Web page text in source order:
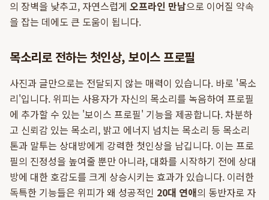
의 장벽을 낮추고, 자연스럽게 오프라인 만남으로 이어질 약속
을 잡는 데에도 큰 도움이 됩니다.
목소리로 전하는 첫인상, 보이스 프로필
사진과 글만으로는 전달되지 않는 매력이 있습니다. 바로 '목소
리'입니다. 위피는 사용자가 자신의 목소리를 녹음하여 프로필
에 추가할 수 있는 '보이스 프로필' 기능을 제공합니다. 차분하
고 신뢰감 있는 목소리, 밝고 에너지 넘치는 목소리 등 목소리
톤과 말투는 상대방에게 강력한 첫인상을 남깁니다. 이는 프로
필의 진정성을 높여줄 뿐만 아니라, 대화를 시작하기 전에 상대
방에 대한 호감도를 크게 상승시키는 효과가 있습니다. 이러한
독특한 기능들은 위피가 왜 성공적인 20대 연애의 동반자로 자